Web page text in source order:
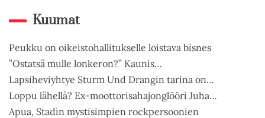
Kuumat
Peukku on oikeistohallitukselle loistava bisnes
”Ostatsä mulle lonkeron?” Kaunis…
Lapsiheviyhtye Sturm Und Drangin tarina on…
Loppu lähellä? Ex-moottorisahajonglööri Juha…
Apua, Stadin mystisimpien rockpersoonien